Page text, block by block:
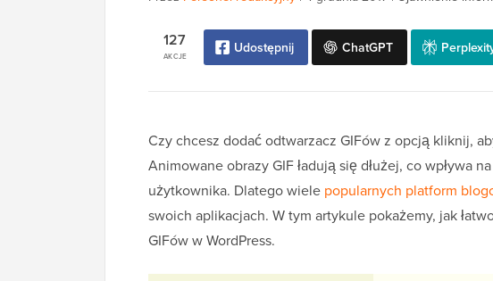
AKCJE
127 Udostępnij ChatGPT
Czy chcesz dodać odtwarzacz GIFów z opcją kliknij,
Animowane obrazy GIF ładują się dłużej, co wpływa
użytkownika. Dlatego wiele popularnych platform
swoich aplikacjach. W tym artykule pokażemy, jak
GIFów w WordPress.